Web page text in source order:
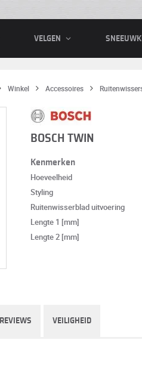
VELGEN
Winkel Accessoires
BOSCH TWIN
Kenmerken
Hoeveelheid
Styling
Ruitenwisserblad uitvoering
Lengte 1 [mm]
Lengte 2 [mm]
REVIEWS VEILIGHEID